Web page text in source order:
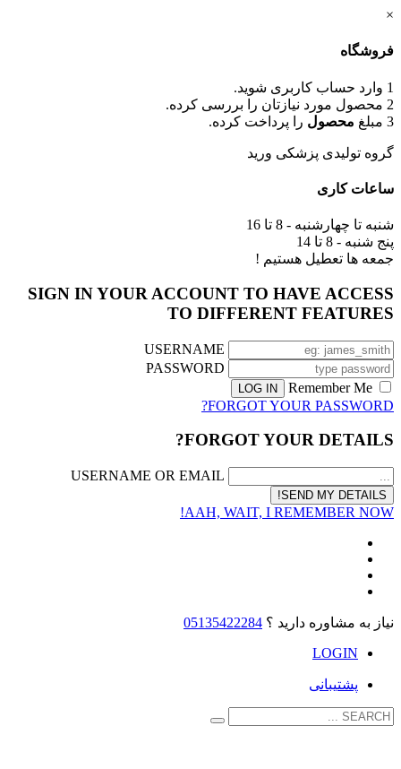
×
فروشگاه
1 وارد حساب کاربری شوید.
2 محصول مورد نیازتان را بررسی کرده.
3 مبلغ محصول را پرداخت کرده.
گروه تولیدی پزشکی ورید
ساعات کاری
شنبه تا چهارشنبه - 8 تا 16
پنج شنبه - 8 تا 14
جمعه ها تعطیل هستیم !
SIGN IN YOUR ACCOUNT TO HAVE ACCESS
TO DIFFERENT FEATURES
USERNAME
PASSWORD
FORGOT YOUR PASSWORD?
FORGOT YOUR DETAILS?
USERNAME OR EMAIL
AAH, WAIT, I REMEMBER NOW!
نیاز به مشاوره دارید ؟ 05135422284
LOGIN
پشتیبانی